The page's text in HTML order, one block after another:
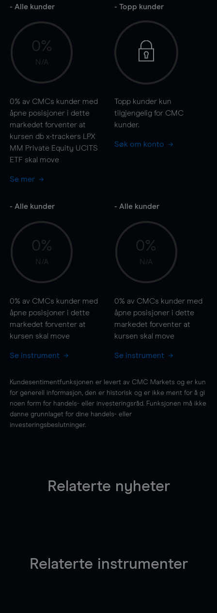
- Alle kunder
0%
N/A
0% av CMCs kunder med
åpne posisjoner i dette
markedet forventer at
kursen db x-trackers LPX
MM Private Equity UCITS
ETF skal move
Se mer
- Topp kunder
Topp kunder kun
tilgjengelig for CMC
kunder.
Søk om konto
- Alle kunder
0%
N/A
0% av CMCs kunder med
åpne posisjoner i dette
markedet forventer at
kursen skal move
Se instrument
- Alle kunder
0%
N/A
0% av CMCs kunder med
åpne posisjoner i dette
markedet forventer at
kursen skal move
Se instrument
Kundesentimentfunksjonen er levert av CMC Markets og er kun
for generell informasjon, den er historisk og er ikke ment for å gi
noen form for handels- eller investeringsråd. Funksjonen må ikke
danne grunnlaget for dine handels- eller
investeringsbeslutninger.
Relaterte nyheter
Relaterte instrumenter